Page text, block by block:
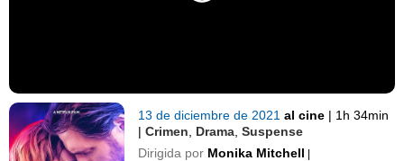
13 de diciembre de 2021al cine | 1h 34min
| Crimen Drama ,Suspense
Dirigida por Monika Mitchell |